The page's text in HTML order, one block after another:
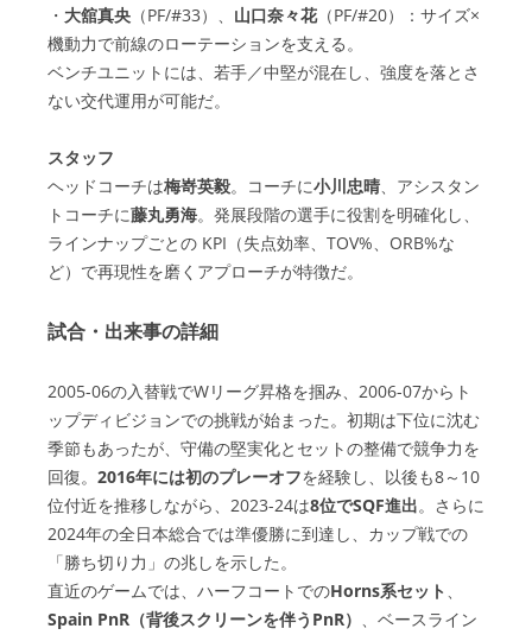
・ 大舘真央 （PF/#33）、 山口奈々花（PF/#20）：サイズ×
機動力で前線のローテーションを支える。
ベンチユニットには、若手／中堅が混在し、強度を落とさ
ない交代運用が可能だ。
スタッフ
ヘッドコーチは梅嵜英毅。コーチに小川忠晴、アシスタン
トコーチに藤丸勇海。発展段階の選手に役割を明確化し、
ラインナップごとの KPI（失点効率、TOV%、ORB%な
ど）で再現性を磨くアプローチが特徴だ。
試合・出来事の詳細
2005-06の入替戦でWリーグ昇格を掴み、2006-07からト
ップディビジョンでの挑戦が始まった。初期は下位に沈む
季節もあったが、守備の堅実化とセットの整備で競争力を
回復。 2016年には初のプレーオフを経験し、以後も8～10
位付近を推移しながら、2023-24は8位でSQF進出。さらに
2024年の全日本総合では準優勝に到達し、カップ戦での
「勝ち切り力」の兆しを示した。
直近のゲームでは、ハーフコートでのHorns系セット 、
Spain PnR（背後スクリーンを伴うPnR） 、ベースライン